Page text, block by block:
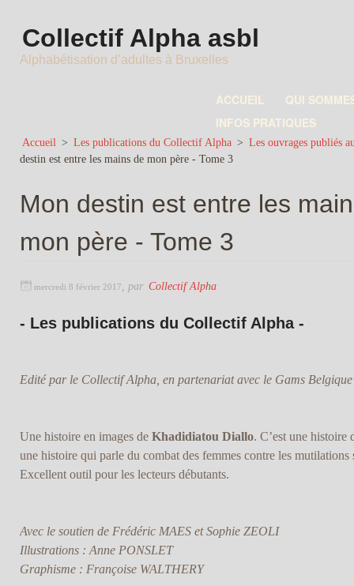
Collectif Alpha asbl
Alphabétisation d’adultes à Bruxelles
ACCUEIL
QUI
INFOS PRATIQUES
Accueil > Les publications du Collectif Alpha > Les ouvrages publiés
destin est entre les mains de mon père - Tome 3
Mon destin est entre les
mon père - Tome 3
mercredi 8 février 2017 par Collectif Alpha
- Les publications du Collectif Alpha -
Edité par le Collectif Alpha, en partenariat avec le Gams
Une histoire en images de Khadidiatou Diallo. C’est une histoire
une histoire qui parle du combat des femmes contre les mutilations
Excellent outil pour les lecteurs débutants.
Avec le soutien de Frédéric MAES et Sophie ZEOLI
Illustrations : Anne PONSLET
Graphisme : Françoise WALTHERY